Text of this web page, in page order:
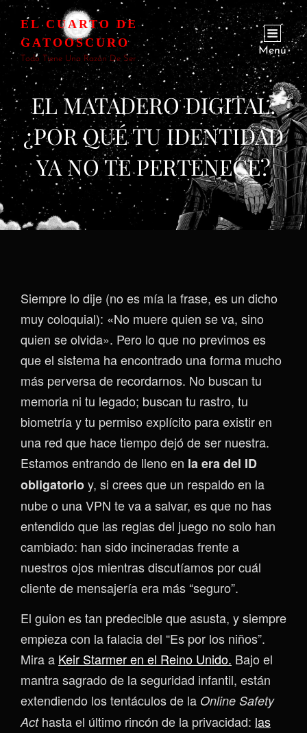
EL CUARTO DE
GATOOSCURO
Todo Tiene Una Razón De Ser
Menú
EL MATADERO DIGITAL:
¿POR QUÉ TU IDENTIDAD
YA NO TE PERTENECE?
Siempre lo dije (no es mía la frase, es un dicho
muy coloquial): «No muere quien se va, sino
quien se olvida». Pero lo que no previmos es
que el sistema ha encontrado una forma mucho
más perversa de recordarnos. No buscan tu
memoria ni tu legado; buscan tu rastro, tu
biometría y tu permiso explícito para existir en
una red que hace tiempo dejó de ser nuestra.
Estamos entrando de lleno en la era del ID
obligatorioy, si crees que un respaldo en la
nube o una VPN te va a salvar, es que no has
entendido que las reglas del juego no solo han
cambiado: han sido incineradas frente a
nuestros ojos mientras discutíamos por cuál
cliente de mensajería era más “seguro”.
El guion es tan predecible que asusta, y siempre
empieza con la falacia del “Es por los niños”.
Mira a Keir Starmer en el Reino Unido. Bajo el
mantra sagrado de la seguridad infantil, están
extendiendo los tentáculos de la Online Safety
Acthasta el último rincón de la privacidad: las